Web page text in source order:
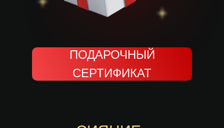
ПОДАРОЧНЫЙ
СЕРТИФИКАТ